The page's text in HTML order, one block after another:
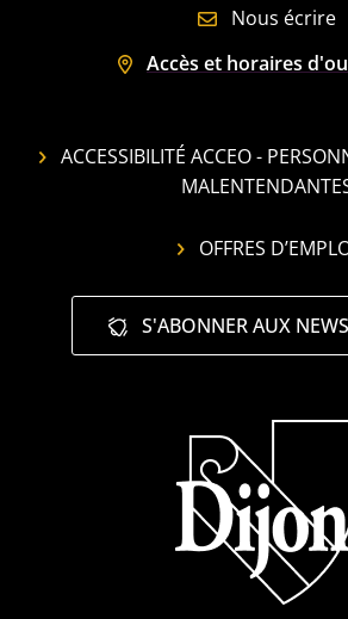
Nous écrire
Accès et horaires
ACCESSIBILITÉ ACCEO -
OFFRES
S'ABONNER AUX